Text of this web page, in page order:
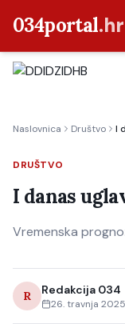
034portal.hr
Crna kronika
Poljoprivreda
Politika
Sport
Naslovnica Društvo I
DRUŠTVO
I danas
Vremenska
R Redakcija 034
26. travnja